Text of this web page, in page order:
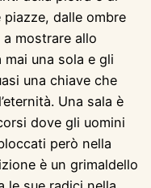
dalle ombre
mostrare allo
una sola e gli
una chiave che
Una sala è
dove gli uomini
però nella
è un grimaldello